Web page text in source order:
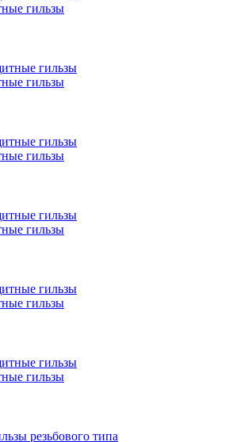
гильзы
гильзы
гильзы
гильзы
гильзы
гильзы